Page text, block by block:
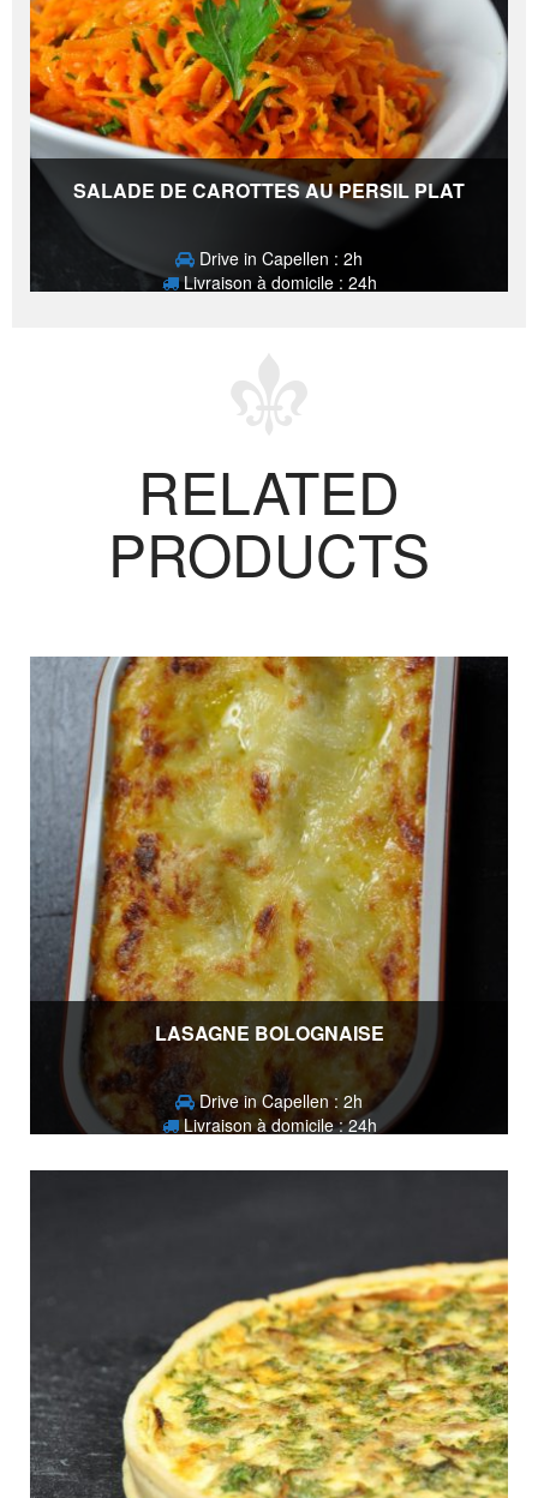
SALADE DE CAROTTES AU PERSIL PLAT
Drive in Capellen : 2h
Livraison à domicile : 24h
RELATED
PRODUCTS
LASAGNE BOLOGNAISE
Drive in Capellen : 2h
Livraison à domicile : 24h
15,90€